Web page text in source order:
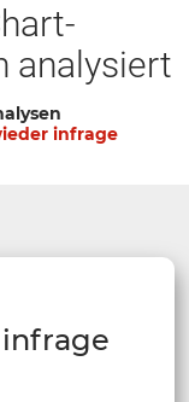
analysiert
infrage